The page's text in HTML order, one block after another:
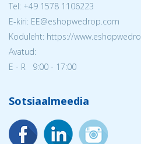
Tel: +49 1578 1106223
E-kiri: EE@eshopwedrop.com
Koduleht: https://
Avatud:
E - R 9:00 - 17:00
Sotsiaalmeedia